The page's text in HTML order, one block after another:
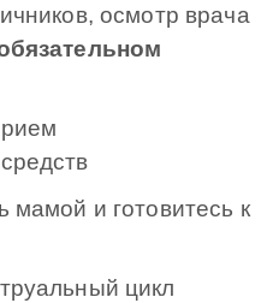
осмотр врача
мамой и готовитесь к
цикл